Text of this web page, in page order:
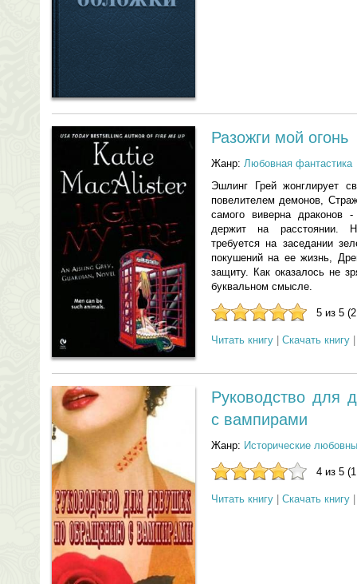
Разожги мой огонь
Жанр: Любовная фантастика
Эшлинг Грей жонглирует
повелителем демонов,
самого виверна драконов
держит на расстоянии.
требуется на заседании
покушений на ее жизнь,
защиту. Как оказалось не
буквальном смысле.
5 из 5
Читать книгу Скачать книгу
Руководство для
с вампирами
Жанр: Исторические
4 из 5
Читать книгу Скачать книгу